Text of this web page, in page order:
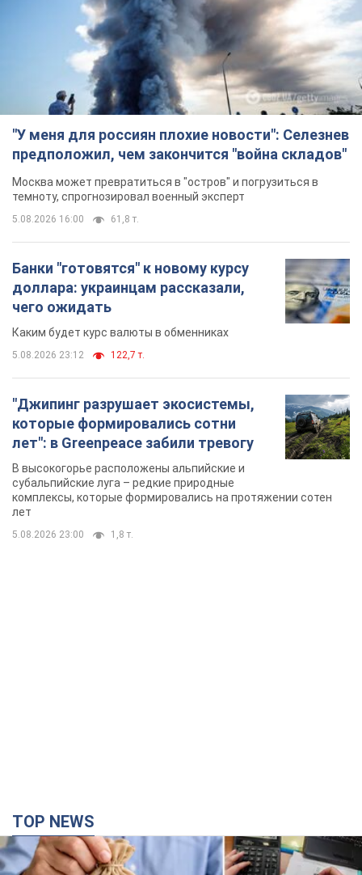
"У меня для россиян плохие новости": Селезнев
предположил, чем закончится "война складов"
Москва может превратиться в "остров" и погрузиться в
темноту, спрогнозировал военный эксперт
5.08.2026 16:00 61,8 т.
Банки "готовятся" к новому курсу
доллара: украинцам рассказали,
чего ожидать
Каким будет курс валюты в обменниках
5.08.2026 23:12 122,7 т.
"Джипинг разрушает экосистемы,
которые формировались сотни
лет": в Greenpeace забили тревогу
В высокогорье расположены альпийские и
субальпийские луга – редкие природные
комплексы, которые формировались на протяжении сотен
лет
5.08.2026 23:00 1,8 т.
TOP NEWS